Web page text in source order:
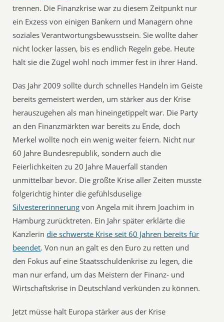
trennen. Die Finanzkrise war zu diesem Zeitpunkt nur
ein Exzess von einigen Bankern und Managern ohne
soziales Verantwortungsbewusstsein. Sie wollte daher
nicht locker lassen, bis es endlich Regeln gebe. Heute
hält sie die Zügel wohl noch immer fest in ihrer Hand.
Das Jahr 2009 sollte durch schnelles Handeln im Geiste
bereits gemeistert werden, um stärker aus der Krise
herauszugehen als man hineingetippelt war. Die Party
an den Finanzmärkten war bereits zu Ende, doch
Merkel wollte noch ein wenig weiter feiern. Nicht nur
60 Jahre Bundesrepublik, sondern auch die
Feierlichkeiten zu 20 Jahre Mauerfall standen
unmittelbar bevor. Die größte Krise aller Zeiten musste
folgerichtig hinter die gefühlsduselige
Silvestererinnerung von Angela mit ihrem Joachim in
Hamburg zurücktreten. Ein Jahr später erklärte die
Kanzlerin die schwerste Krise seit 60 Jahren bereits für
beendet. Von nun an galt es den Euro zu retten und
den Fokus auf eine Staatsschuldenkrise zu legen, die
man nur erfand, um das Meistern der Finanz- und
Wirtschaftskrise in Deutschland verkünden zu können.
Jetzt müsse halt Europa stärker aus der Krise